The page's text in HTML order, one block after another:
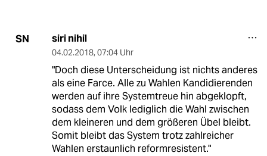
SN siri nihil
04.02.2018, 07:04 Uhr
"Doch diese Unterscheidung ist nichts anderes
als eine Farce. Alle zu Wahlen Kandidierenden
werden auf ihre Systemtreue hin abgeklopft,
sodass dem Volk lediglich die Wahl zwischen
dem kleineren und dem größeren Übel bleibt.
Somit bleibt das System trotz zahlreicher
Wahlen erstaunlich reformresistent."